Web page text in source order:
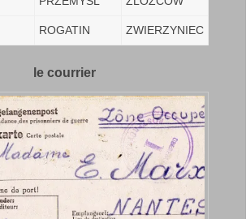
ROGATIN ZWIERZYNIEC
le courrier